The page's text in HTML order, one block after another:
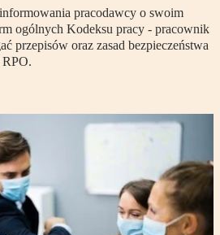
pracodawcy o swoim
ogólnych Kodeksu pracy - pracownik
przepisów oraz zasad bezpieczeństwa